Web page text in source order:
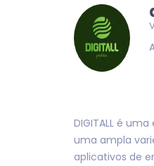
DIGITALL é
uma ampla
aplicativos de